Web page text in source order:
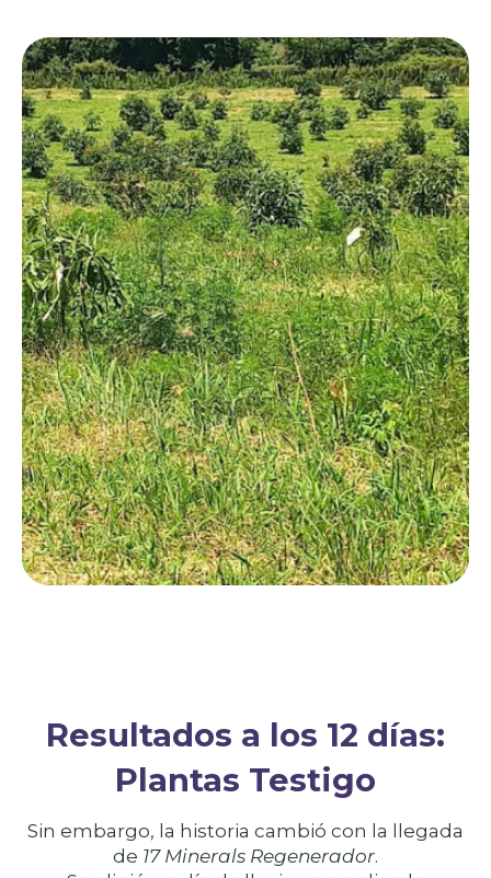
Resultados a los 12 días:
Plantas Testigo
Sin embargo, la historia cambió con la llegada
de 17 Minerals Regenerador.